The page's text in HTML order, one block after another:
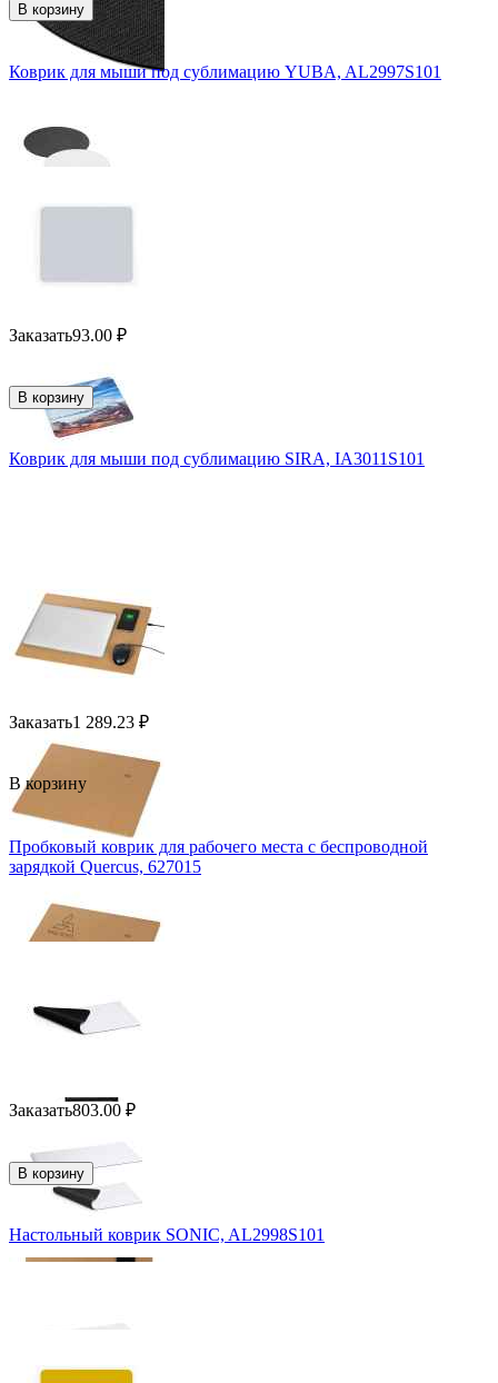
В корзину
Коврик для мыши под сублимацию YUBA, AL2997S101
Заказать93.00 ₽
В корзину
Коврик для мыши под сублимацию SIRA, IA3011S101
Заказать1 289.23 ₽
В корзину
Пробковый коврик для рабочего места с беспроводной
зарядкой Querсus, 627015
Заказать803.00 ₽
В корзину
Настольный коврик SONIC, AL2998S101